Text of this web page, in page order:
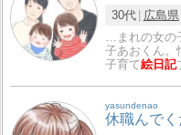
30代
広島県
…まれの女
子あおくん。
子育て絵日記
yasundenao
休職んで